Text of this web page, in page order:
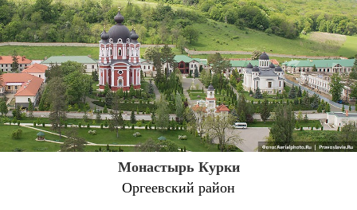
Монастырь Курки
Оргеевский район